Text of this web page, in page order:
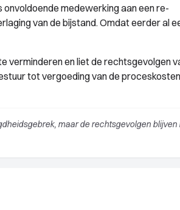
medewerking aan een re-
van de bijstand. Omdat eerder al
verminderen en liet de rechtsgevolgen
tot vergoeding van de
maar de rechtsgevolgen blijven